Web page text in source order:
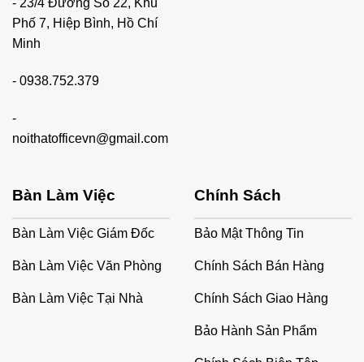
- 23/4 Đường Số 22, Khu
Phố 7, Hiệp Bình, Hồ Chí
Minh
- 0938.752.379
-
noithatofficevn@gmail.com
Bàn Làm Việc
Bàn Làm Việc Giám Đốc
Bàn Làm Việc Văn Phòng
Bàn Làm Việc Tại Nhà
Chính Sách
Bảo Mật Thông Tin
Chính Sách Bán Hàng
Chính Sách Giao Hàng
Bảo Hành Sản Phẩm